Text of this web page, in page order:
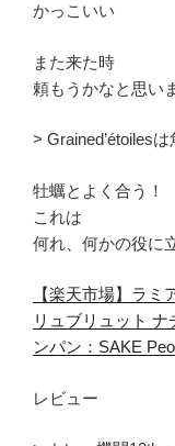
かっこいい
また来た時
頼もうかなと思い
> Grained’étoiles
牡蠣とよく合う！
これは
何れ、何かの役に
【楽天市場】ラ
リュブリュット
ンパン：SAKE
レビュー